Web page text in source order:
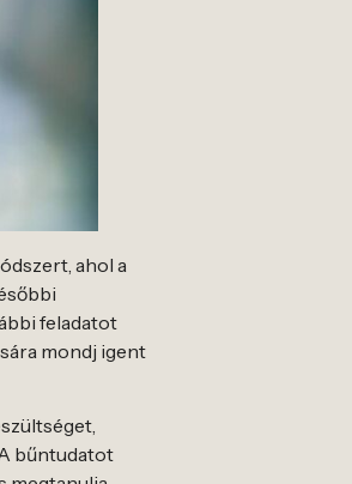
ahol a
feladatot
mondj igent
bűntudatot